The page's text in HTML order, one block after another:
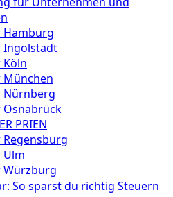
Hamburg
Ingolstadt
Nürnberg
PRIEN
Ulm
Würzburg
So sparst du richtig Steuern